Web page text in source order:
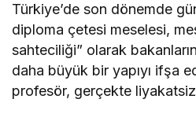
Türkiye’de son dönemde
diploma çetesi meselesi,
sahteciliği” olarak
daha büyük bir yapıyı ifşa
profesör, gerçekte